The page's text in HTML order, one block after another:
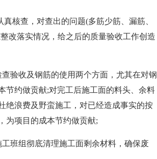
真核查，对查出的问题(多筋少筋、漏筋、
改落实情况，给之后的质量验收工作创造
验收及钢筋的使用两个方面，尤其在对钢
节约做贡献;对完工后施工面的料头、余料
绝浪费及野蛮施工，对已经造成事实的按
为项目的成本节约做贡献;
班组彻底清理施工面剩余材料，确保废